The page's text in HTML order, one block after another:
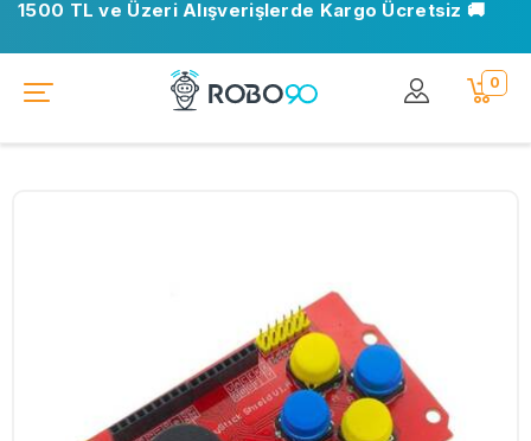
1500 TL ve Üzeri Alışverişlerde Kargo Ücretsiz 🚚
0